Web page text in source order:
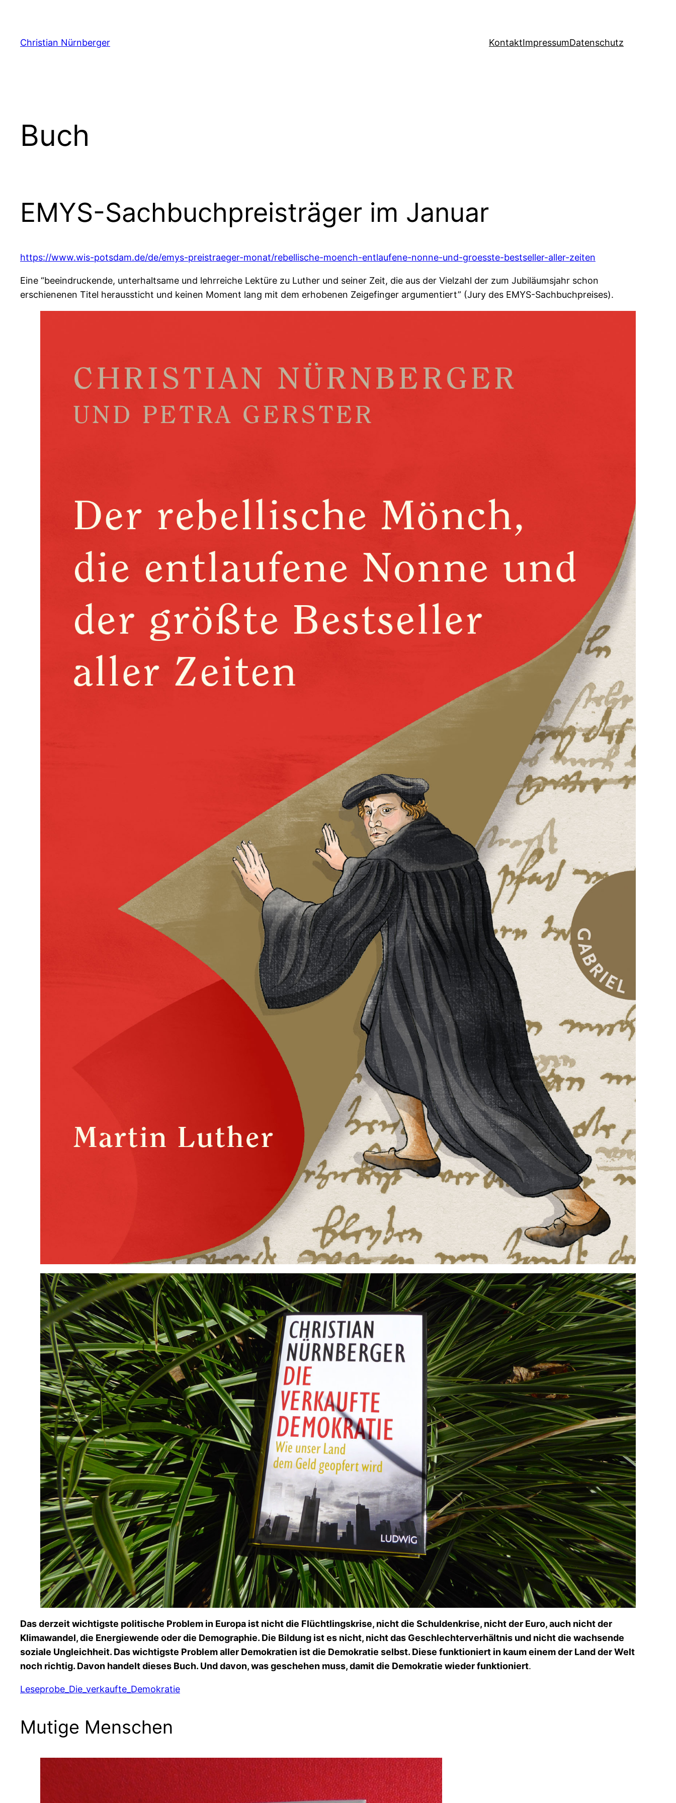
springen
Christian Nürnberger KontaktImpressumDatenschutz
Buch
EMYS-Sachbuchpreisträger im Januar
https://www.wis-potsdam.de/de/emys-preistraeger-monat/rebellische-moench-entlaufene-nonne-und-groesste-bestseller-aller-zeiten
Eine “beeindruckende, unterhaltsame und lehrreiche Lektüre zu Luther und seiner Zeit, die aus der Vielzahl der zum Jubiläumsjahr schon
erschienenen Titel heraussticht und keinen Moment lang mit dem erhobenen Zeigefinger argumentiert” (Jury des EMYS-Sachbuchpreises).
Das derzeit wichtigste politische Problem in Europa ist nicht die Flüchtlingskrise, nicht die Schuldenkrise, nicht der Euro, auch nicht der
Klimawandel, die Energiewende oder die Demographie. Die Bildung ist es nicht, nicht das Geschlechterverhältnis und nicht die wachsende
soziale Ungleichheit. Das wichtigste Problem aller Demokratien ist die Demokratie selbst. Diese funktioniert in kaum einem der Land der Welt
noch richtig. Davon handelt dieses Buch. Und davon, was geschehen muss, damit die Demokratie wieder funktioniert.
Leseprobe_Die_verkaufte_Demokratie
Mutige Menschen